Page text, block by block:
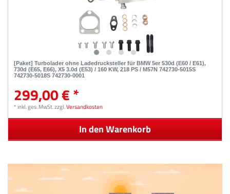
[Paket] Turbolader ohne Ladedrucksteller für BMW 5er 530d (E60 / E61),
730d (E65, E66), X5 3.0d (E53) / 160 KW, 218 PS / M57N 742730-5015S
742730-5018S 742730-0001
299,00 € *
*inkl. ges. MwSt.zzgl.Versandkosten
In den Warenkorb